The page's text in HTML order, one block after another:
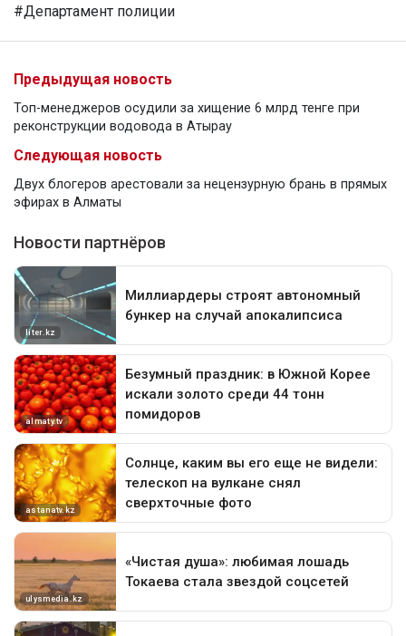
#Департамент полиции
Предыдущая новость
Топ-менеджеров осудили за хищение 6 млрд тенге при
реконструкции водовода в Атырау
Следующая новость
Двух блогеров арестовали за нецензурную брань в прямых
эфирах в Алматы